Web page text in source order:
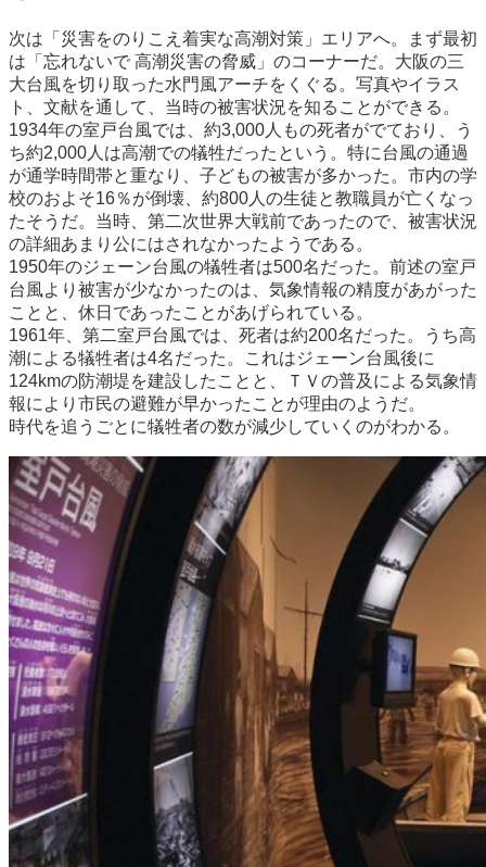
次は「災害をのりこえ着実な高潮対策」エリアへ。まず最初
は「忘れないで 高潮災害の脅威」のコーナーだ。大阪の三
大台風を切り取った水門風アーチをくぐる。写真やイラス
ト、文献を通して、当時の被害状況を知ることができる。
1934年の室戸台風では、約3,000人もの死者がでており、う
ち約2,000人は高潮での犠牲だったという。特に台風の通過
が通学時間帯と重なり、子どもの被害が多かった。市内の学
校のおよそ16％が倒壊、約800人の生徒と教職員が亡くなっ
たそうだ。当時、第二次世界大戦前であったので、被害状況
の詳細あまり公にはされなかったようである。
1950年のジェーン台風の犠牲者は500名だった。前述の室戸
台風より被害が少なかったのは、気象情報の精度があがった
ことと、休日であったことがあげられている。
1961年、第二室戸台風では、死者は約200名だった。うち高
潮による犠牲者は4名だった。これはジェーン台風後に
124kmの防潮堤を建設したことと、ＴＶの普及による気象情
報により市民の避難が早かったことが理由のようだ。
時代を追うごとに犠牲者の数が減少していくのがわかる。